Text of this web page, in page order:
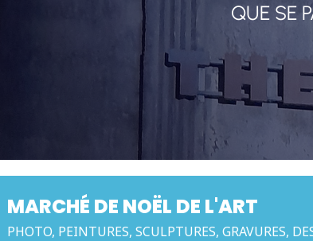
QUE SE
MARCHÉ DE NOËL DE L'ART
PHOTO, PEINTURES, SCULPTURES, GRAVURES,